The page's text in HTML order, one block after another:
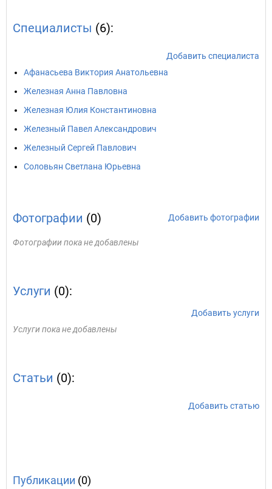
Специалисты (6):
Добавить специалиста
Афанасьева Виктория Анатольевна
Железная Анна Павловна
Железная Юлия Константиновна
Железный Павел Александрович
Железный Сергей Павлович
Соловьян Светлана Юрьевна
Фотографии (0) Добавить фотографии
Фотографии пока не добавлены
Услуги (0):
Добавить услуги
Услуги пока не добавлены
Статьи (0):
Добавить статью
Публикации (0)